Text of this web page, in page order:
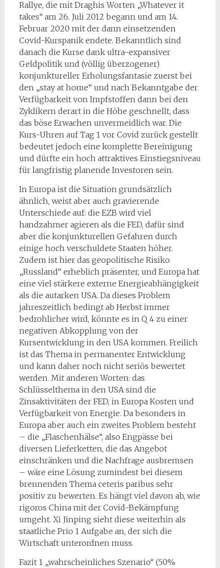
Rallye, die mit Draghis Worten „Whatever it
takes“ am 26. Juli 2012 begann und am 14.
Februar 2020 mit der dann einsetzenden
Covid-Kurspanik endete. Bekanntlich sind
danach die Kurse dank ultra-expansiver
Geldpolitik und (völlig überzogener)
konjunktureller Erholungsfantasie zuerst bei
den „stay at home“ und nach Bekanntgabe der
Verfügbarkeit von Impfstoffen dann bei den
Zyklikern derart in die Höhe geschnellt, dass
das böse Erwachen unvermeidlich war. Die
Kurs-Uhren auf Tag 1 vor Covid zurück gestellt
bedeutet jedoch eine komplette Bereinigung
und dürfte ein hoch attraktives Einstiegsniveau
für langfristig planende Investoren sein.
In Europa ist die Situation grundsätzlich
ähnlich, weist aber auch gravierende
Unterschiede auf: die EZB wird viel
handzahmer agieren als die FED, dafür sind
aber die konjunkturellen Gefahren durch
einige hoch verschuldete Staaten höher.
Zudem ist hier das geopolitische Risiko
„Russland“ erheblich präsenter, und Europa hat
eine viel stärkere externe Energieabhängigkeit
als die autarken USA. Da dieses Problem
jahreszeitlich bedingt ab Herbst immer
bedrohlicher wird, könnte es in Q 4 zu einer
negativen Abkopplung von der
Kursentwicklung in den USA kommen. Freilich
ist das Thema in permanenter Entwicklung
und kann daher noch nicht seriös bewertet
werden. Mit anderen Worten: das
Schlüsselthema in den USA sind die
Zinsaktivitäten der FED, in Europa Kosten und
Verfügbarkeit von Energie. Da besonders in
Europa aber auch ein zweites Problem besteht
– die „Flaschenhälse“, also Engpässe bei
diversen Lieferketten, die das Angebot
einschränken und die Nachfrage ausbremsen
– wäre eine Lösung zumindest bei diesem
brennenden Thema ceteris paribus sehr
positiv zu bewerten. Es hängt viel davon ab, wie
rigoros China mit der Covid-Bekämpfung
umgeht. Xi Jinping sieht diese weiterhin als
staatliche Prio 1 Aufgabe an, der sich die
Wirtschaft unterordnen muss.
Fazit 1 „wahrscheinliches Szenario“ (50%